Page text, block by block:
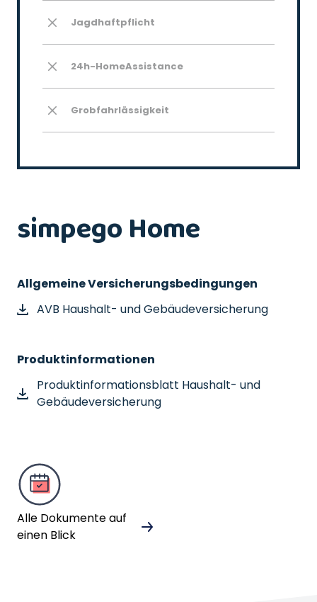
Jagdhaftpflicht
24h-HomeAssistance
Grobfahrlässigkeit
simpego Home
Allgemeine Versicherungsbedingungen
AVB Haushalt- und Gebäudeversicherung
Produktinformationen
Produktinformationsblatt Haushalt- und
Gebäudeversicherung
Alle Dokumente auf
einen Blick